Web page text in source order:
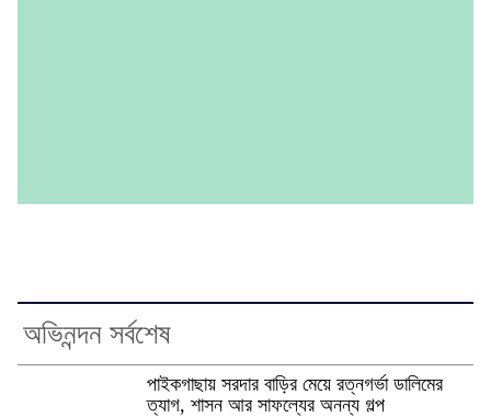
অভিনন্দন সর্বশেষ
পাইকগাছায় সরদার বাড়ির মেয়ে রত্নগর্ভা ডালিমের
ত্যাগ, শাসন আর সাফল্যের অনন্য গল্প